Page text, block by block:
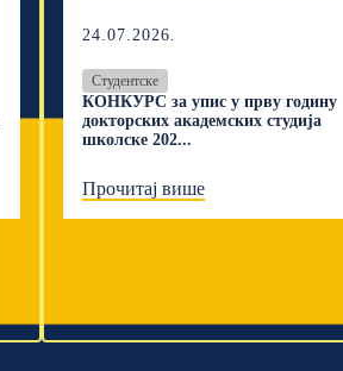
24.07.2026.
Студентске
КОНКУРС за упис у прву годину
докторских академских студија
школске 202...
Прочитај више